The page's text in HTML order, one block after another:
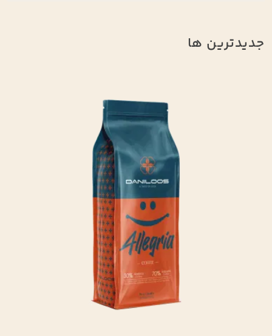
جدیدترین ها